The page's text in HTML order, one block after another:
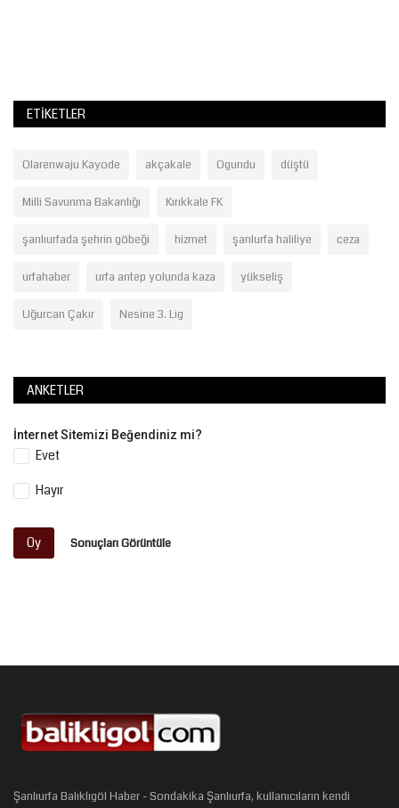
ETIKETLER
Olarenwaju Kayode akçakale Ogundu düştü
Milli Savunma Bakanlığı Kırıkkale FK
şanlıurfada şehrin göbeği hizmet şanlurfa haliliye ceza
urfahaber urfa antep yolunda kaza yükseliş
Uğurcan Çakır Nesine 3. Lig
ANKETLER
İnternet Sitemizi Beğendiniz mi?
Evet
Hayır
Oy Sonuçları Görüntüle
Şanlıurfa Balıklıgöl Haber - Sondakika Şanlıurfa, kullanıcıların kendi